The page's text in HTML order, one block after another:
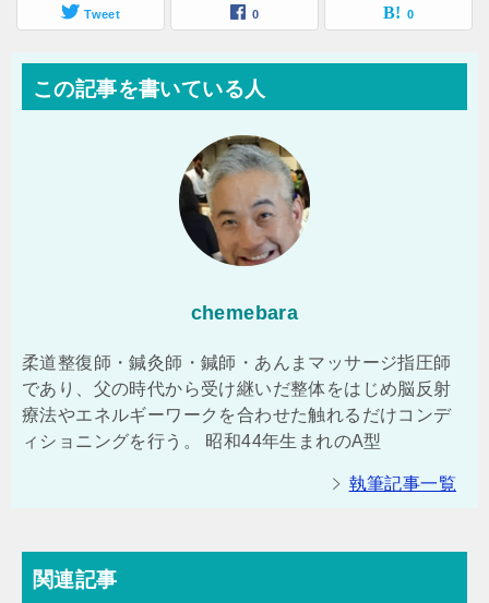
Tweet 0 0
この記事を書いている人
chemebara
柔道整復師・鍼灸師・鍼師・あんまマッサージ指圧師
であり、父の時代から受け継いだ整体をはじめ脳反射
療法やエネルギーワークを合わせた触れるだけコンデ
ィショニングを行う。 昭和44年生まれのA型
執筆記事一覧
関連記事